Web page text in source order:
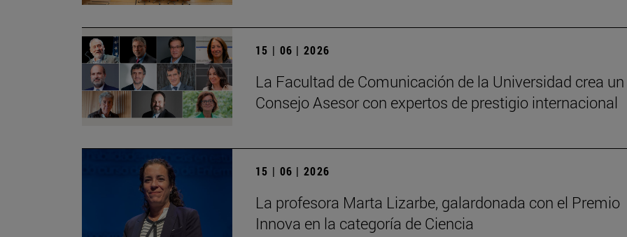
15 | 06 | 2026
La Facultad de Comunicación de la Universidad crea un
Consejo Asesor con expertos de prestigio internacional
15 | 06 | 2026
La profesora Marta Lizarbe, galardonada con el Premio
Innova en la categoría de Ciencia